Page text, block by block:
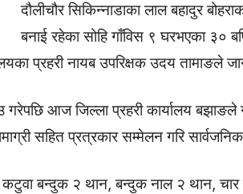
दौलीचौर सिकिन्नाडाका लाल बहादुर
बनाई रहेका सोहि गाँविस ९ घरभएका ३०
प्रहरी नायब उपरिक्षक उदय तामाङले
गरेपछि आज जिल्ला प्रहरी कार्यालय बझाङले
सहित प्रत्रकार सम्मेलन गरि
कटुवा बन्दुक २ थान, बन्दुक नाल २ थान,